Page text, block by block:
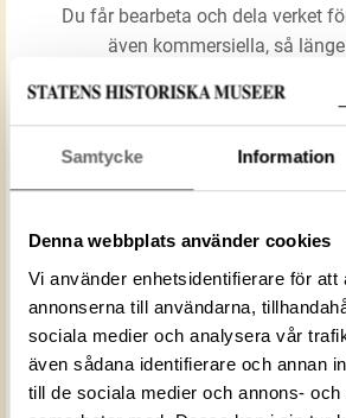
Samtycke Information
Denna webbplats använder cookies
Vi använder enhetsidentifierare för att
annonserna till användarna,
sociala medier och analysera vår
även sådana identifierare och annan
till de sociala medier och annons-
Förmålsbenämning
Föremålsnummer
96979_HST
Mediatyp
image/jpeg
ID‑nummer
484db142-7c1f-
Du får bearbeta och dela verket
även kommersiella, så
LADDA NER MEDIA